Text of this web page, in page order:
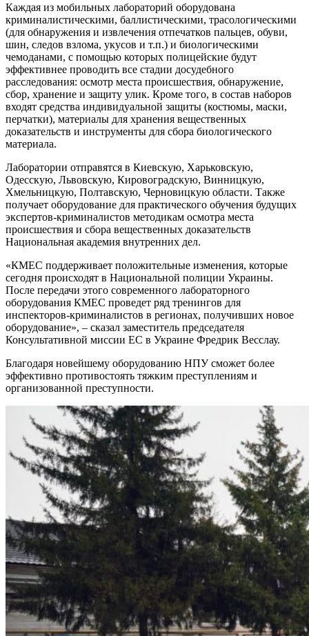
Каждая из мобильных лабораторий оборудована
криминалистическими, баллистическими, трасологическими
(для обнаружения и извлечения отпечатков пальцев, обуви,
шин, следов взлома, укусов и т.п.) и биологическими
чемоданами, с помощью которых полицейские будут
эффективнее проводить все стадии досудебного
расследования: осмотр места происшествия, обнаружение,
сбор, хранение и защиту улик. Кроме того, в состав наборов
входят средства индивидуальной защиты (костюмы, маски,
перчатки), материалы для хранения вещественных
доказательств и инструменты для сбора биологического
материала.
Лаборатории отправятся в Киевскую, Харьковскую,
Одесскую, Львовскую, Кировоградскую, Винницкую,
Хмельницкую, Полтавскую, Черновицкую области. Также
получает оборудование для практического обучения будущих
экспертов-криминалистов методикам осмотра места
происшествия и сбора вещественных доказательств
Национальная академия внутренних дел.
«КМЕС поддерживает положительные изменения, которые
сегодня происходят в Национальной полиции Украины.
После передачи этого современного лабораторного
оборудования КМЕС проведет ряд тренингов для
инспекторов-криминалистов в регионах, получивших новое
оборудование», – сказал заместитель председателя
Консультативной миссии ЕС в Украине Фредрик Весслау.
Благодаря новейшему оборудованию НПУ сможет более
эффективно противостоять тяжким преступлениям и
организованной преступности.